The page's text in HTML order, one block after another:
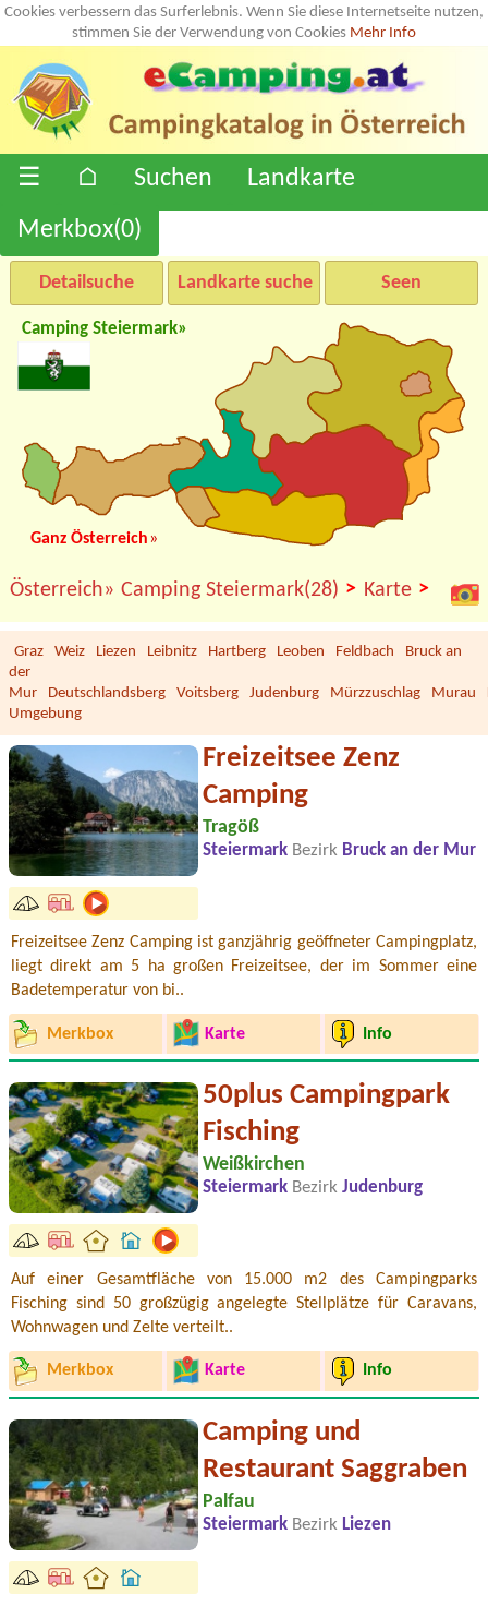
Cookies verbessern das Surferlebnis. Wenn Sie diese Internetseite nutzen,
stimmen Sie der Verwendung von Cookies Mehr Info
☰ ⌂ Suchen
Landkarte
Merkbox(0)
Detailsuche Landkarte suche Seen
Camping Steiermark»
Ganz Österreich»
Österreich» Camping Steiermark(28) > Karte >
Graz Weiz Liezen Leibnitz Hartberg Leoben Feldbach
Bruck an
der
Mur
Deutschlandsberg Voitsberg Judenburg Mürzzuschlag Murau
Umgebung
Freizeitsee Zenz
Camping
Tragöß
Steiermark Bezirk Bruck an der Mur
Freizeitsee Zenz Camping ist ganzjährig geöffneter Campingplatz,
liegt direkt am 5 ha großen Freizeitsee, der im Sommer eine
Badetemperatur von bi..
Merkbox Karte Info
50plus Campingpark
Fisching
Weißkirchen
Steiermark Bezirk Judenburg
Auf einer Gesamtfläche von 15.000 m2 des Campingparks
Fisching sind 50 großzügig angelegte Stellplätze für Caravans,
Wohnwagen und Zelte verteilt..
Merkbox Karte Info
Camping und
Restaurant Saggraben
Palfau
Steiermark Bezirk Liezen